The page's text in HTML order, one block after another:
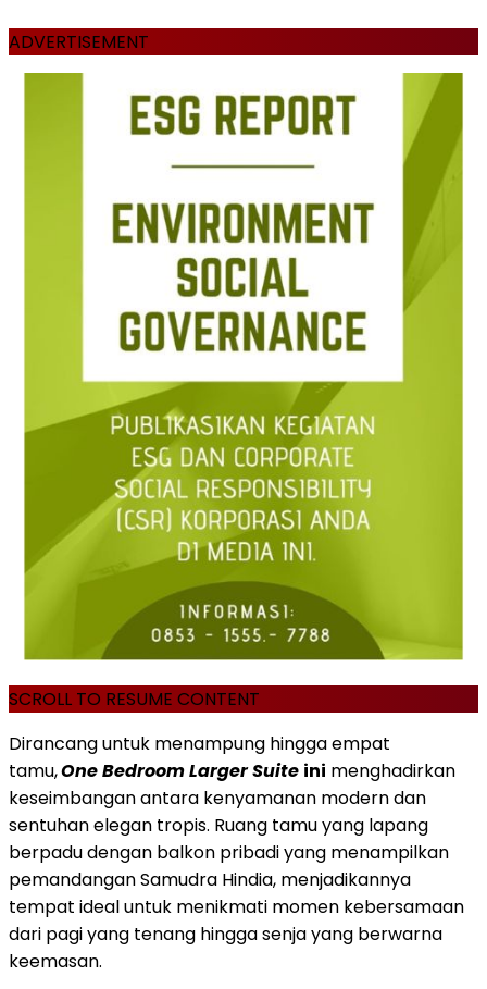
ADVERTISEMENT
SCROLL TO RESUME CONTENT
Dirancang untuk menampung hingga empat
tamu,One Bedroom Larger Suite ini menghadirkan
keseimbangan antara kenyamanan modern dan
sentuhan elegan tropis. Ruang tamu yang lapang
berpadu dengan balkon pribadi yang menampilkan
pemandanganSamudra Hindia, menjadikannya
tempat ideal untuk menikmati momen kebersamaan
dari pagi yang tenang hingga senja yang berwarna
keemasan.